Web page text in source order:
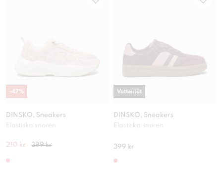
DINSKO, Sneakers
Elastiska snören
210 kr 399 kr
-47%
DINSKO, Sneakers
Elastiska snören
399 kr
Vattentät